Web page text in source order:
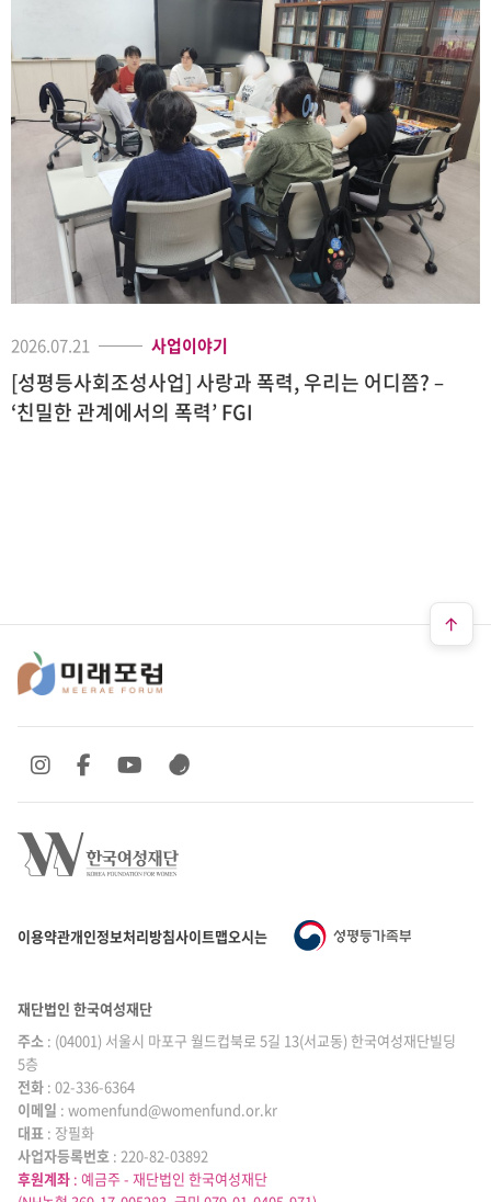
2026.07.21 사업이야기
[성평등사회조성사업] 사랑과 폭력, 우리는 어디쯤? –
‘친밀한 관계에서의 폭력’ FGI
이용약관개인정보처리방침사이트맵오시는 길
SNS 바로가기
SNS 바로가기SNS 바로가기
SNS 바로가기
재단법인 한국여성재단
주소 : (04001) 서울시 마포구 월드컵북로 5길 13(서교동) 한국여성재단빌딩
5층
전화 : 02-336-6364
|
이메일 : womenfund@womenfund.or.kr
|
대표 : 장필화
|
사업자등록번호 : 220-82-03892
후원계좌 : 예금주 - 재단법인 한국여성재단